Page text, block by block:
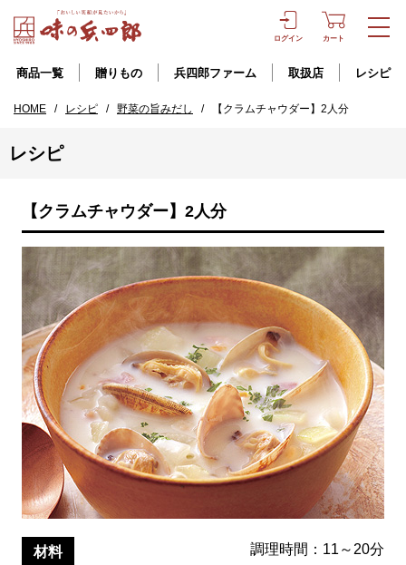
ログイン カート
商品一覧 贈りもの 兵四郎ファーム 取扱店 レシピ
HOME / レシピ / 野菜の旨みだし / 【クラムチャウダー】2人分
レシピ
【クラムチャウダー】2人分
材料 調理時間：11～20分